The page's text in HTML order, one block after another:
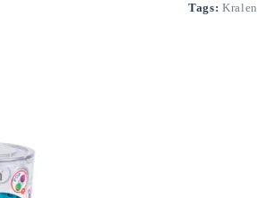
Tags: Kralen